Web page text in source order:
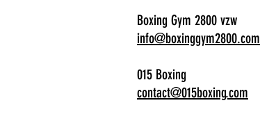
Boxing Gym 2800 vzw
info@boxinggym2800.com
015 Boxing
contact@015boxing.com